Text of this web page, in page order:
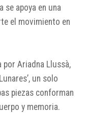
se apoya en una
el movimiento en
por Ariadna Llussà,
un solo
piezas conforman
y memoria.